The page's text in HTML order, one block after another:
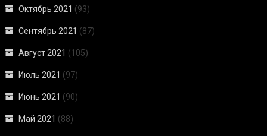
Октябрь 2021 (93)
Сентябрь 2021 (87)
Август 2021 (105)
Июль 2021 (97)
Июнь 2021 (90)
Май 2021 (88)